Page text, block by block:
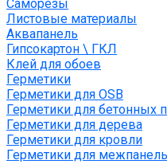
Саморезы
Листовые материалы
Аквапанель
Гипсокартон \ ГКЛ
Клей для обоев
Герметики
Герметики для OSB
Герметики для бетонных
Герметики для дерева
Герметики для кровли
Герметики для